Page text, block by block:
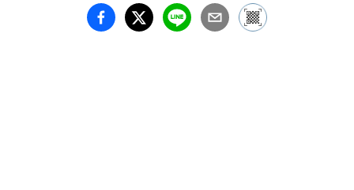
ゆるーい内容なので、
リラックスしてご覧いた